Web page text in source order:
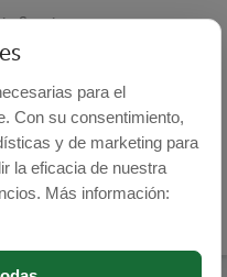
Secuiesc
para el
Con su consentimiento,
y de marketing para
la eficacia de nuestra
Más información: